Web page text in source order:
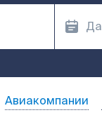
Авиакомпании